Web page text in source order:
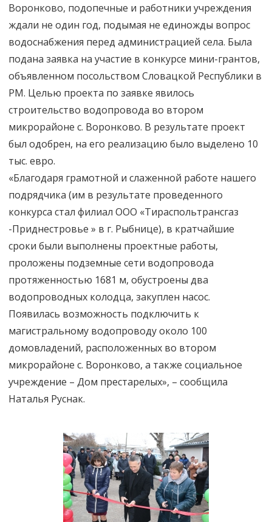
Воронково, подопечные и работники учреждения
ждали не один год, подымая не единожды вопрос
водоснабжения перед администрацией села. Была
подана заявка на участие в конкурсе мини-грантов,
объявленном посольством Словацкой Республики в
РМ. Целью проекта по заявке явилось
строительство водопровода во втором
микрорайоне с. Воронково. В результате проект
был одобрен, на его реализацию было выделено 10
тыс. евро.
«Благодаря грамотной и слаженной работе нашего
подрядчика (им в результате проведенного
конкурса стал филиал ООО «Тираспольтрансгаз
-Приднестровье » в г. Рыбнице), в кратчайшие
сроки были выполнены проектные работы,
проложены подземные сети водопровода
протяженностью 1681 м, обустроены два
водопроводных колодца, закуплен насос.
Появилась возможность подключить к
магистральному водопроводу около 100
домовладений, расположенных во втором
микрорайоне с. Воронково, а также социальное
учреждение – Дом престарелых», – сообщила
Наталья Руснак.